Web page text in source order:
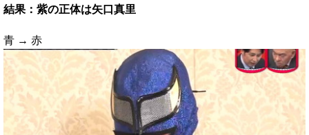
結果：紫の正体は矢口真里
青 → 赤